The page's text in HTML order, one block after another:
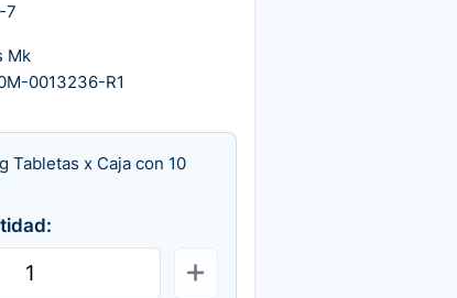
7
Mk
0013236-R1
Tabletas x Caja con 10